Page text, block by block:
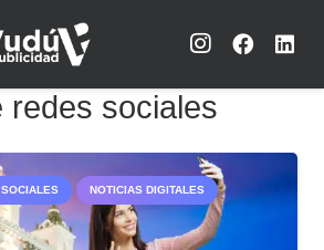
redes sociales
NOTICIAS DIGITALES